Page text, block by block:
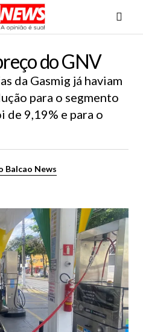
do GNV
da Gasmig já haviam
para o segmento
9,19% e para o
Balcao News